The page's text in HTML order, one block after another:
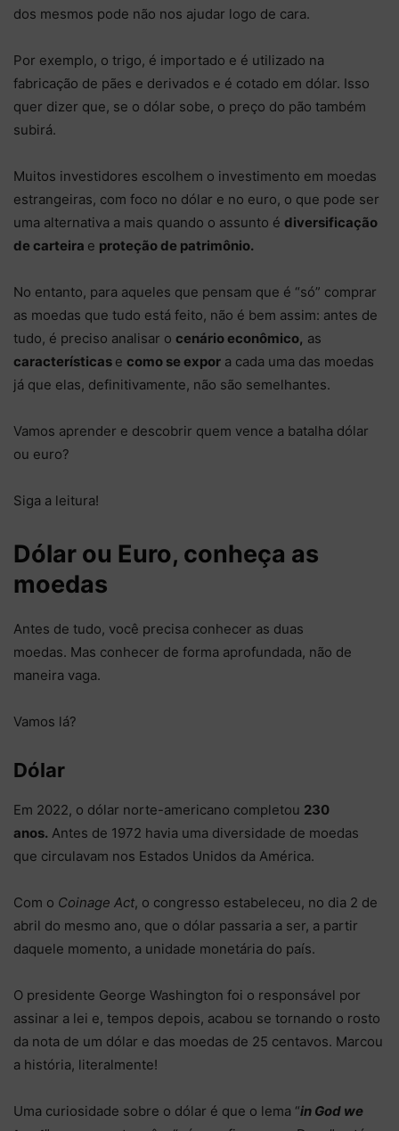
dos mesmos pode não nos ajudar logo de cara.
Por exemplo, o trigo, é importado e é utilizado na
fabricação de pães e derivados e é cotado em dólar. Isso
quer dizer que, se o dólar sobe, o preço do pão também
subirá.
Muitos investidores escolhem o investimento em moedas
estrangeiras, com foco no dólar e no euro, o que pode ser
uma alternativa a mais quando o assunto é diversificação
de carteira e proteção de patrimônio.
No entanto, para aqueles que pensam que é “só” comprar
as moedas que tudo está feito, não é bem assim: antes de
tudo, é preciso analisar o cenário econômico, as
características e como se expor a cada uma das moedas
já que elas, definitivamente, não são semelhantes.
Vamos aprender e descobrir quem vence a batalha dólar
ou euro?
Siga a leitura!
Dólar ou Euro, conheça as
moedas
Antes de tudo, você precisa conhecer as duas
moedas. Mas conhecer de forma aprofundada, não de
maneira vaga.
Vamos lá?
Dólar
Em 2022, o dólar norte-americano completou 230
anos. Antes de 1972 havia uma diversidade de moedas
que circulavam nos Estados Unidos da América.
Com o Coinage Act, o congresso estabeleceu, no dia 2 de
abril do mesmo ano, que o dólar passaria a ser, a partir
daquele momento, a unidade monetária do país.
O presidente George Washington foi o responsável por
assinar a lei e, tempos depois, acabou se tornando o rosto
da nota de um dólar e das moedas de 25 centavos. Marcou
a história, literalmente!
Uma curiosidade sobre o dólar é que o lema “in God we